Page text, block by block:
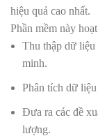
hiệu quả cao nhất.
Phần mềm này
Thu thập dữ liệu
minh.
Phân tích dữ
Đưa ra các đề
lượng.